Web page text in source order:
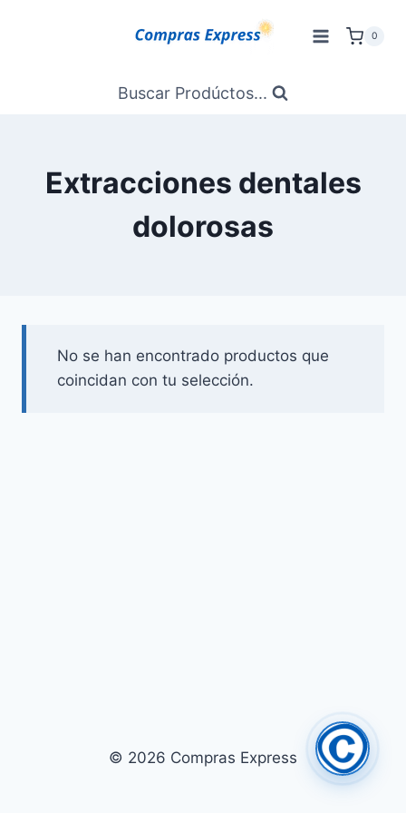
0
Buscar Prodúctos...
Extracciones dentales
dolorosas
No se han encontrado productos que
coincidan con tu selección.
© 2026 Compras Express